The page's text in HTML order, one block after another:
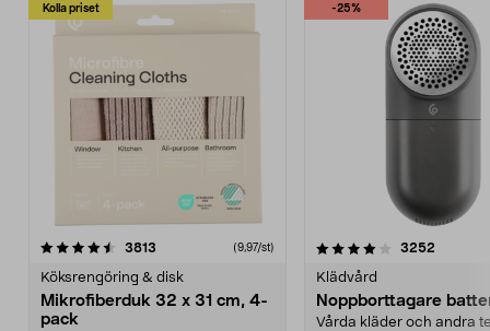
Kolla priset
3813 (9,97/st)
Köksrengöring & disk
Mikrofiberduk 32 x 31 cm, 4-
pack
-25%
4.0av 5 stjärnor 3252
Klädvård
Noppborttagare
Vårda kläder och andra
4.5av 5 stjärnor